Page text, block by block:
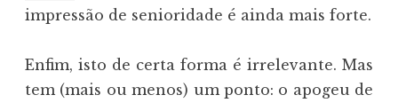
impressão de senioridade é ainda mais forte.
Enfim, isto de certa forma é irrelevante. Mas
tem (mais ou menos) um ponto: o apogeu de